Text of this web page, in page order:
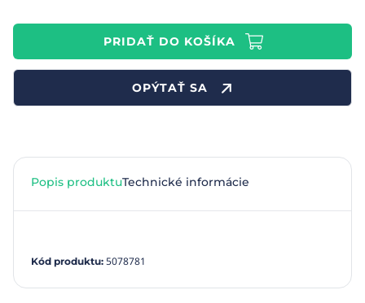
PRIDAŤ DO KOŠÍKA
OPÝTAŤ SA
Popis produktuTechnické informácie
Kód produktu: 5078781